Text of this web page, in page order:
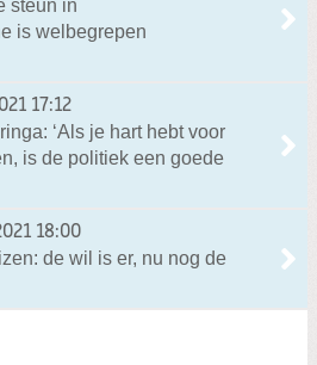
steun in
is welbegrepen
17:12
‘Als je hart hebt voor
is de politiek een goede
18:00
de wil is er, nu nog de